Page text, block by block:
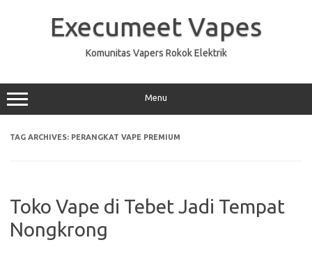
Execumeet Vapes
Komunitas Vapers Rokok Elektrik
Menu
TAG ARCHIVES: PERANGKAT VAPE PREMIUM
Toko Vape di Tebet Jadi Tempat
Nongkrong